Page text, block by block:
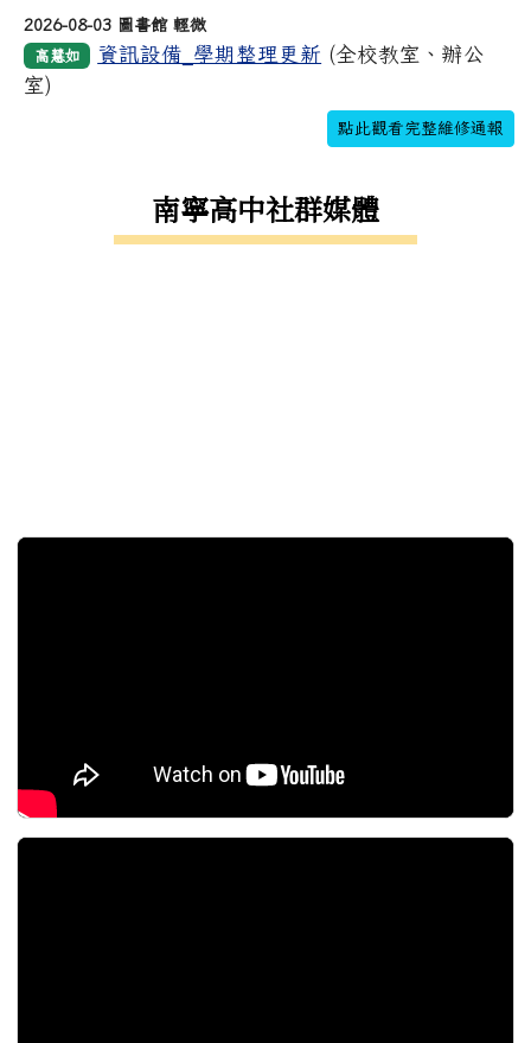
2026-08-03 圖書館 輕微
高慧如
資訊設備_學期整理更新 (全校教室、辦公
室)
點此觀看完整維修通報
南寧高中社群媒體